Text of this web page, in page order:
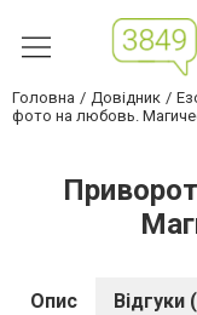
Головна Довідник
фото на любовь.
Опис Відгуки